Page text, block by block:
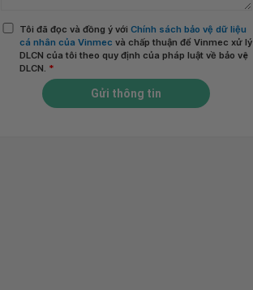
Tôi đã đọc và đồng ý với Chính sách bảo vệ dữ liệu
cá nhân của Vinmec và chấp thuận để Vinmec xử lý
DLCN của tôi theo quy định của pháp luật về bảo vệ
DLCN. *
Gửi thông tin